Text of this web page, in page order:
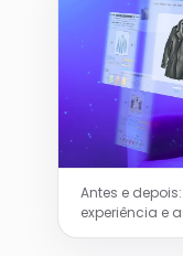
Antes e
experiência e